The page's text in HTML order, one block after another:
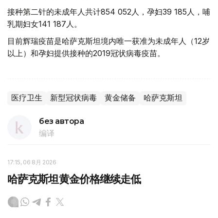
接种第二针的未成年人共计854 052人，孕妇39 185人，哺
乳期妇女141 187人。
目前辉瑞疫苗是哈萨克斯坦境内唯一获准为未成年人（12岁
以上）和孕妇提供接种的2019冠状病毒疫苗。
医疗卫生 新型冠状病毒 黄金储备 哈萨克斯坦
без автора
编译
17:15, 06 8月 2026
哈萨克斯坦黄金价格继续走低